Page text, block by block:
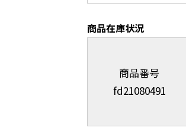
商品在庫状況
商品番号
fd21080491